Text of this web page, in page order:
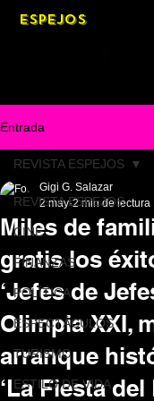
ESPEJOS
Entrada
REVISTA ESPEJOS
CINE
FINANZAS
POLÍTICA
ESPECTÁCULOS
TURISMO
ESTILO DE VIDA
REVISTA ESPEJOS
Miles de
gratis los
‘Jefes de
Olimpia XXI,
arranque
‘La Fiesta del
Gigi G. Salazar
2 may 2 min de lectura